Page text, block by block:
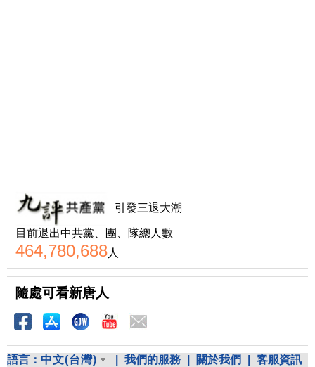
引發三退大潮
目前退出中共黨、團、隊總人數
464,780,688人
隨處可看新唐人
語言： 中文(台灣) 我們的服務 關於我們 客服資訊